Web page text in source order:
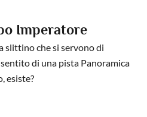
Imperatore
slittino che si servono di
di una pista Panoramica
esiste?